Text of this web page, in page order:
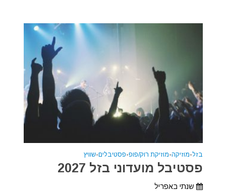
בזל•מוזיקה•מוזיקת רוק/פופ•פסטיבלים•שוויץ
פסטיבל מועדוני בזל 2027
שנתי באפריל